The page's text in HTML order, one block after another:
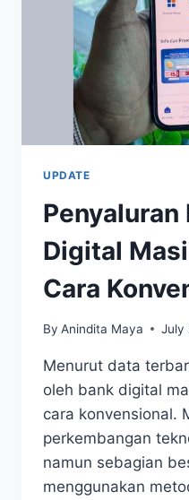
UPDATE
Penyaluran
Digital
Cara
By Anindita Maya July
Menurut data
oleh bank digital
cara konvensional.
perkembangan
namun sebagian
menggunakan